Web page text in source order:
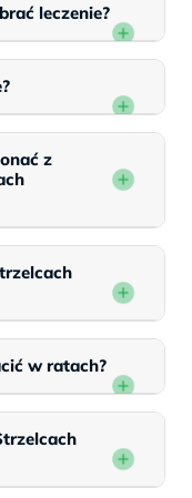
leczenie?
z
w ratach?